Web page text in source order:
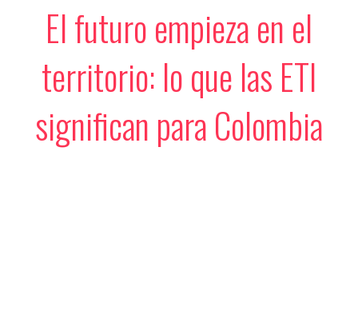
El futuro empieza en el
territorio: lo que las ETI
significan para Colombia